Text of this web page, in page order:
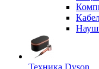
Техника Dyson